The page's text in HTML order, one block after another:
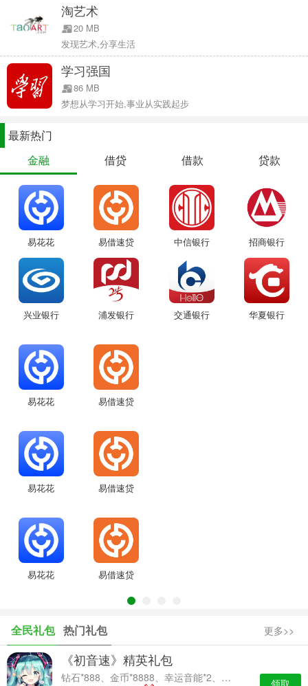
淘艺术
20 MB
发现艺术,分享生活
学习强国
86 MB
梦想从学习开始,事业从实践起步
最新热门
金融
借贷 借款 贷款
易花花 易借速贷 中信银行 招商银行
兴业银行 浦发银行 交通银行 华夏银行
易花花 易借速贷
易花花 易借速贷
易花花 易借速贷
全民礼包 热门礼包 更多>>
《初音速》精英礼包
钻石*888、金币*8888、幸运音能*2、高级经验卡*2
领取